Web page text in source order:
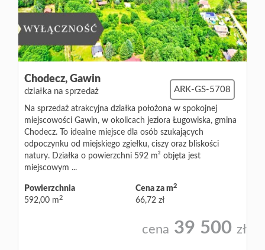
Chodecz, Gawin
działka na sprzedaż ARK-GS-5708
Na sprzedaż atrakcyjna działka położona w spokojnej
miejscowości Gawin, w okolicach jeziora Ługowiska, gmina
Chodecz. To idealne miejsce dla osób szukających
odpoczynku od miejskiego zgiełku, ciszy oraz bliskości
natury. Działka o powierzchni 592 m² objęta jest
miejscowym ...
Powierzchnia
592,00 m 2
Cena za m2
66,72 zł
cena 39 500 zł